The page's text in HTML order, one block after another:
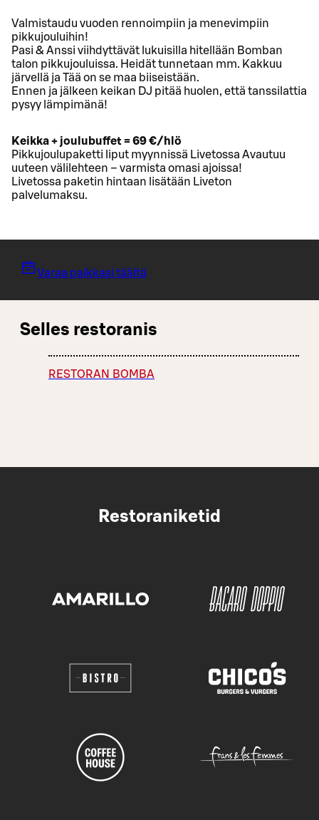
Valmistaudu vuoden rennoimpiin ja menevimpiin
pikkujouluihin!
Pasi & Anssi viihdyttävät lukuisilla hitellään Bomban
talon pikkujouluissa. Heidät tunnetaan mm. Kakkuu
järvellä ja Tää on se maa biiseistään.
Ennen ja jälkeen keikan DJ pitää huolen, että tanssilattia
pysyy lämpimänä!
Keikka + joulubuffet = 69 €/hlö
Pikkujoulupaketti liput myynnissä Livetossa Avautuu
uuteen välilehteen – varmista omasi ajoissa!
Livetossa paketin hintaan lisätään Liveton
palvelumaksu.
Varaa paikkasi täältä
Selles restoranis
RESTORAN BOMBA
Restoraniketid